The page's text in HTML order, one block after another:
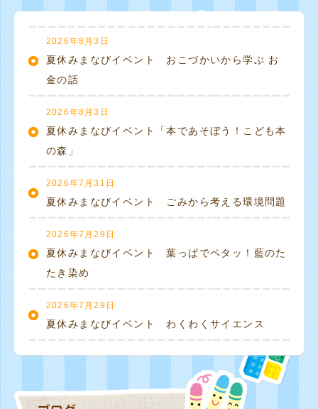
2026年8月3日
夏休みまなびイベント おこづかいから学ぶ お
金の話
2026年8月3日
夏休みまなびイベント「本であそぼう！こども本
の森」
2026年7月31日
夏休みまなびイベント ごみから考える環境問題
2026年7月29日
夏休みまなびイベント 葉っぱでペタッ！藍のた
たき染め
2026年7月29日
夏休みまなびイベント わくわくサイエンス